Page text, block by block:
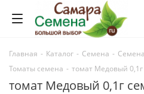
Главная - Каталог - Семена -
Томаты семена - томат Медовый
томат Медовый 0,1г